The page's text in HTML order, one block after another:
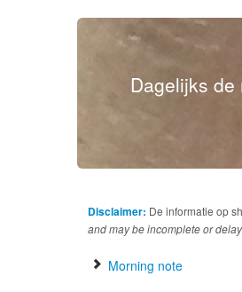
Dagelijks
Disclaimer: De informatie op
and may be incomplete or
Morning note